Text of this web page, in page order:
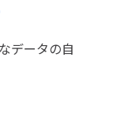
データの自